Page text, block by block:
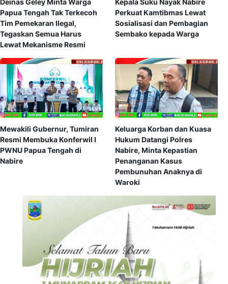
Deinas Geley Minta Warga
Papua Tengah Tak Terkecoh
Tim Pemekaran Ilegal,
Tegaskan Semua Harus
Lewat Mekanisme Resmi
Kepala Suku Nayak Nabire
Perkuat Kamtibmas Lewat
Sosialisasi dan Pembagian
Sembako kepada Warga
Mewakili Gubernur, Tumiran
Resmi Membuka Konferwil I
PWNU Papua Tengah di
Nabire
Keluarga Korban dan Kuasa
Hukum Datangi Polres
Nabire, Minta Kepastian
Penanganan Kasus
Pembunuhan Anaknya di
Waroki